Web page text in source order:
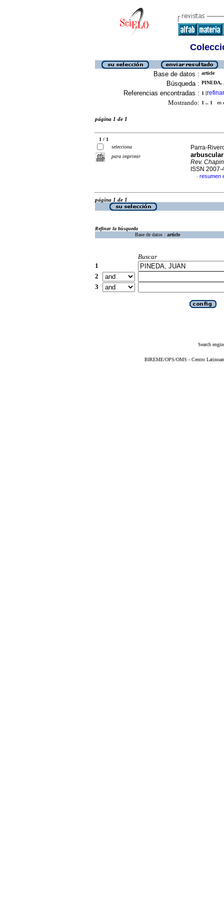
Base de datos : article
Búsqueda : PINEDA,
Referencias encontradas : 1 [refinar
Mostrando: 1 .. 1 en
página 1 de 1
1 / 1
selecciona
para imprimir
Parra-
Rev.
ISSN 2007-
· resumen
página 1 de 1
Refinar la búsqueda
Base de datos : article
Buscar
1
2
3
Search
BIREME/OPS/OMS - Centro